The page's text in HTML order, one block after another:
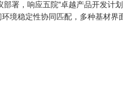
署，响应五院“卓越产品开发计
境稳定性协同匹配，多种基材